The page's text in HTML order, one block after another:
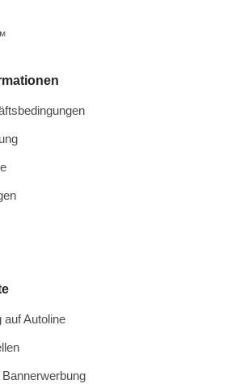
auf Autoline